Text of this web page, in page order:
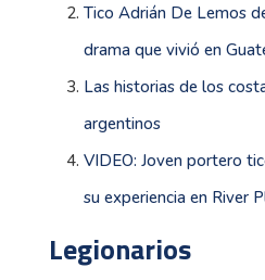
Tico Adrián De Lemos
drama que vivió en
Las historias de los
argentinos
VIDEO: Joven portero
su experiencia en River
Legionarios